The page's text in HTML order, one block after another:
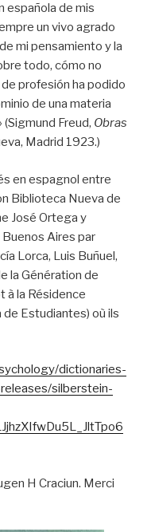
española de mis
un vivo agrado
mi pensamiento y la
todo, cómo no
profesión ha podido
de una materia
Freud, Obras
Madrid 1923.)
en espagnol entre
Biblioteca Nueva de
José Ortega y
Aires par
Lorca, Luis Buñuel,
la Génération de
à la Résidence
de Estudiantes) où ils
dictionaries-
silberstein-
H Craciun. Merci